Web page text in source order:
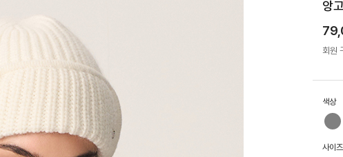
앙
회원
색상
사이즈